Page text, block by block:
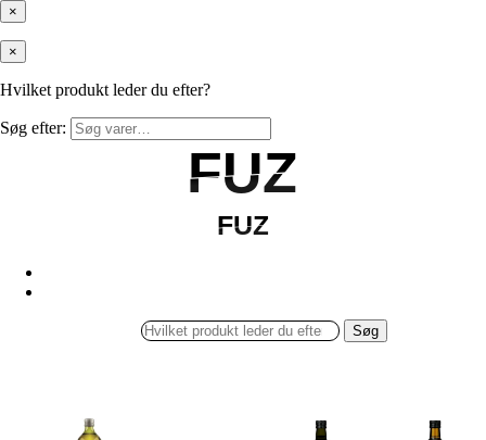
×
×
Hvilket produkt leder du efter?
Søg efter:
FUZ
FUZ
FUZ
FUZ
Søg